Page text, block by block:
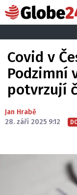
Covid v
Podzimní
potvrzují
Jan Hrabě
28. září 2025 9:12